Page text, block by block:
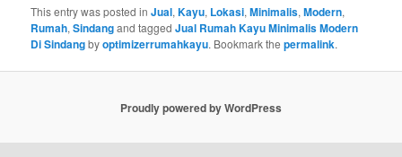
This entry was posted inJual,Kayu, Lokasi,Minimalis,Modern,
Rumah,Sindangand taggedJual Rumah Kayu Minimalis Modern
Di Sindangbyoptimizerrumahkayu. Bookmark thepermalink.
Proudly powered by WordPress